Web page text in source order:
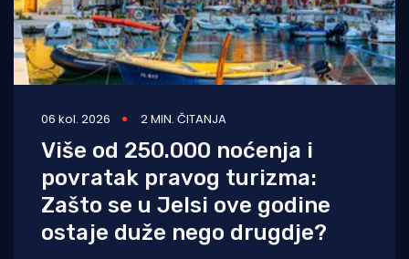
06 kol. 2026 2 MIN. ČITANJA
Više od 250.000 noćenja i
povratak pravog turizma:
Zašto se u Jelsi ove godine
ostaje duže nego drugdje?